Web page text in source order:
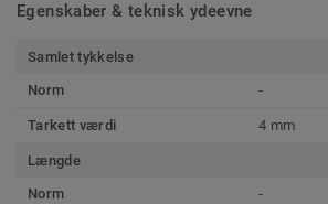
Egenskaber & teknisk ydeevne
Samlet tykkelse
Norm
-
Tarkett værdi 4 mm
Længde
Norm
-